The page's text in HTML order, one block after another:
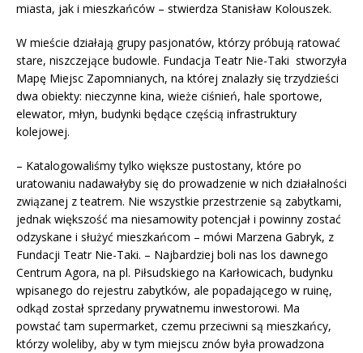
miasta, jak i mieszkańców – stwierdza Stanisław Kolouszek.
W mieście działają grupy pasjonatów, którzy próbują ratować
stare, niszczejące budowle. Fundacja Teatr Nie-Taki stworzyła
Mapę Miejsc Zapomnianych, na której znalazły się trzydzieści
dwa obiekty: nieczynne kina, wieże ciśnień, hale sportowe,
elewator, młyn, budynki będące częścią infrastruktury
kolejowej.
– Katalogowaliśmy tylko większe pustostany, które po
uratowaniu nadawałyby się do prowadzenie w nich działalności
związanej z teatrem. Nie wszystkie przestrzenie są zabytkami,
jednak większość ma niesamowity potencjał i powinny zostać
odzyskane i służyć mieszkańcom – mówi Marzena Gabryk, z
Fundacji Teatr Nie-Taki. – Najbardziej boli nas los dawnego
Centrum Agora, na pl. Piłsudskiego na Karłowicach, budynku
wpisanego do rejestru zabytków, ale popadającego w ruinę,
odkąd został sprzedany prywatnemu inwestorowi. Ma
powstać tam supermarket, czemu przeciwni są mieszkańcy,
którzy woleliby, aby w tym miejscu znów była prowadzona